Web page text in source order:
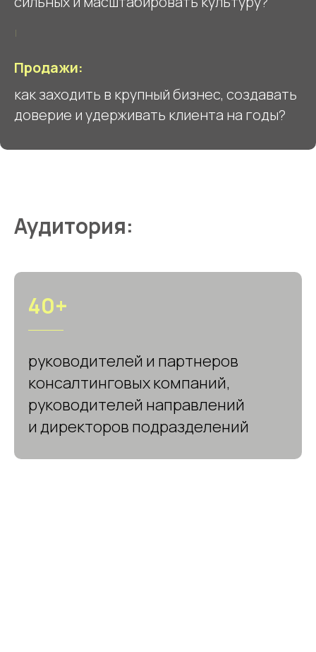
Продажи:
как заходить в крупный бизнес, создавать
доверие и удерживать клиента на годы?
Аудитория:
40+
руководителей и партнеров
консалтинговых компаний,
руководителей направлений
и директоров подразделений